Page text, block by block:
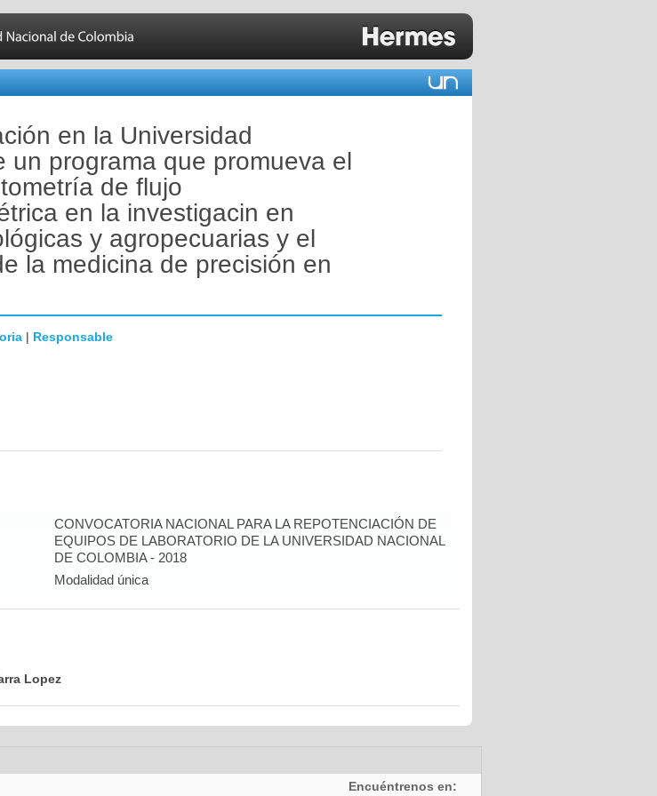
en la Universidad
un programa que promueva el
de flujo
en la investigacin en
y agropecuarias y el
la medicina de precisión en
| Responsable
CONVOCATORIA NACIONAL PARA LA REPOTENCIACIÓN DE
EQUIPOS DE LABORATORIO DE LA UNIVERSIDAD NACIONAL
DE COLOMBIA - 2018
Modalidad única
Lopez
Encuéntrenos en: